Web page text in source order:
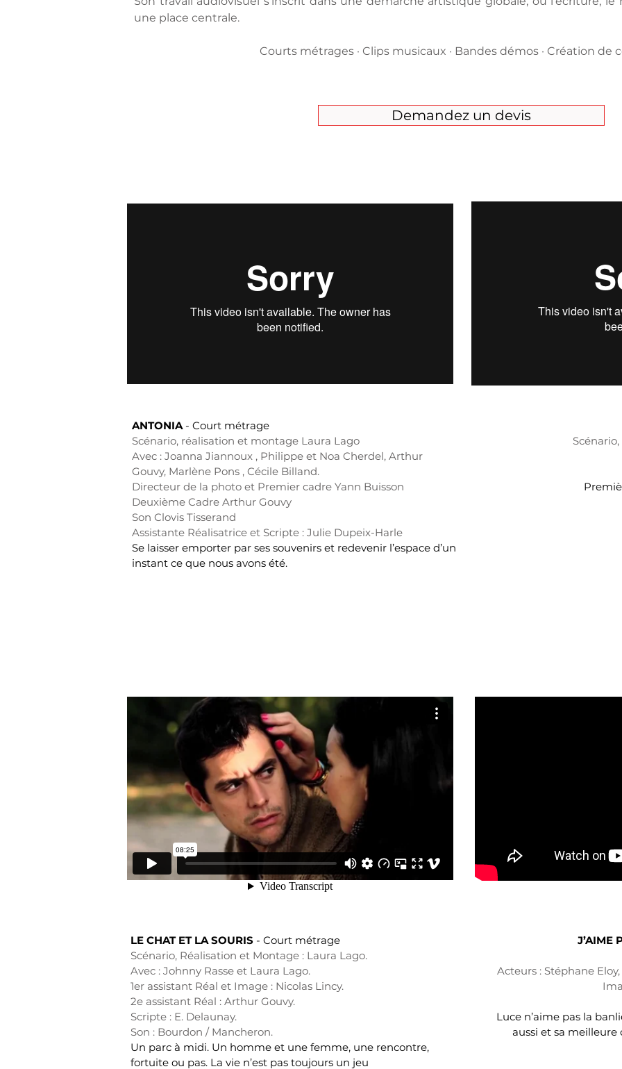
une place centrale.
Courts métrages · Clips musicaux · Bandes démos · Création de
Demandez un devis
ANTONIA- Court métrage
Scénario, réalisation et montage Laura Lago
Avec : Joanna Jiannoux , Philippe et Noa Cherdel, Arthur
Gouvy, Marlène Pons , Cécile Billand.
Directeur de la photo et Premier cadre Yann Buisson
Deuxième Cadre Arthur Gouvy
Son Clovis Tisserand
Assistante Réalisatrice et Scripte : Julie Dupeix-Harle
Se laisser emporter par ses souvenirs et redevenir l’espace d’un
instant ce que nous avons été.
LE CHAT ET LA SOURIS - Court métrage
Scénario, Réalisation et Montage : Laura Lago.
Avec : Johnny Rasse et Laura Lago.
1er assistant Réal et Image : Nicolas Lincy.
2e assistant Réal : Arthur Gouvy.
Scripte : E. Delaunay.
Son : Bourdon / Mancheron.
Un parc à midi. Un homme et une femme, une rencontre,
fortuite ou pas. La vie n’est pas toujours un jeu
J’AIME
Acteurs : Stéphane
Luce n’aime pas la
aussi et sa meilleure